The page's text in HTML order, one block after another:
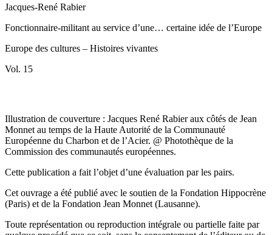
Jacques-René Rabier
Fonctionnaire-militant au service d’une… certaine idée de l’Europe
Europe des cultures – Histoires vivantes
Vol. 15
Illustration de couverture : Jacques René Rabier aux côtés de Jean
Monnet au temps de la Haute Autorité de la Communauté
Européenne du Charbon et de l’Acier. @ Photothèque de la
Commission des communautés européennes.
Cette publication a fait l’objet d’une évaluation par les pairs.
Cet ouvrage a été publié avec le soutien de la Fondation Hippocrène
(Paris) et de la Fondation Jean Monnet (Lausanne).
Toute représentation ou reproduction intégrale ou partielle faite par